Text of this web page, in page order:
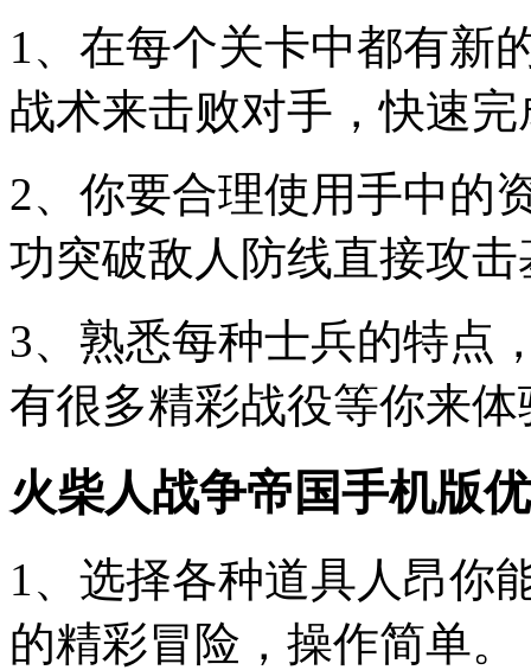
1、在每个关卡中都有新
战术来击败对手，快速
2、你要合理使用手中的
功突破敌人防线直接攻击
3、熟悉每种士兵的特点
有很多精彩战役等你来体
火柴人战争帝国手机版
1、选择各种道具人昂你
的精彩冒险，操作简单。